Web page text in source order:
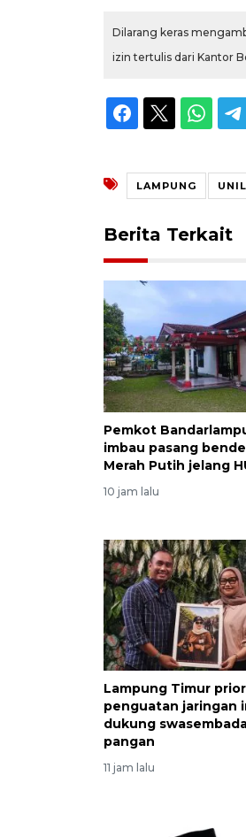
Dilarang keras
izin tertulis dari Kantor
LAMPUNG
Berita Terkait
Pemkot
imbau pasang
Merah Putih jelang
10 jam lalu
Lampung Timur
penguatan jaringan
dukung
pangan
11 jam lalu